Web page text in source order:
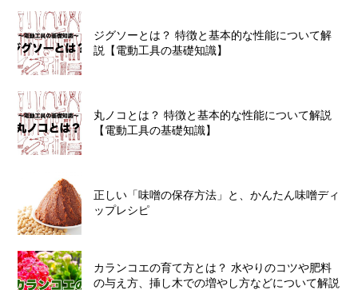
ジグソーとは？ 特徴と基本的な性能について解
説【電動工具の基礎知識】
丸ノコとは？ 特徴と基本的な性能について解説
【電動工具の基礎知識】
正しい「味噌の保存方法」と、かんたん味噌ディ
ップレシピ
カランコエの育て方とは？ 水やりのコツや肥料
の与え方、挿し木での増やし方などについて解説